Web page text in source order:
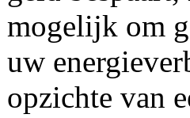
mogelijk om
uw
opzichte van